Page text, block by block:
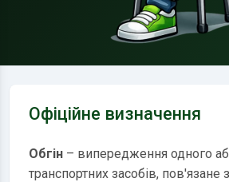
Офіційне визначення
Обгін – випередження одного
транспортних засобів, пов'язане